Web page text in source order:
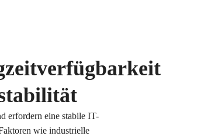
erfordern eine stabile IT-
wie industrielle